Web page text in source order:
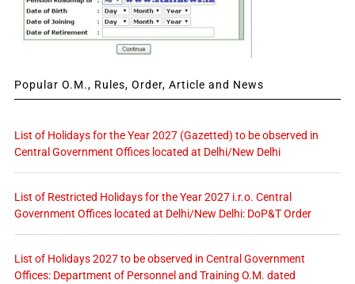
Popular O.M., Rules, Order, Article and News
List of Holidays for the Year 2027 (Gazetted) to be observed in
Central Government Offices located at Delhi/New Delhi
List of Restricted Holidays for the Year 2027 i.r.o. Central
Government Offices located at Delhi/New Delhi: DoP&T Order
List of Holidays 2027 to be observed in Central Government
Offices: Department of Personnel and Training O.M. dated